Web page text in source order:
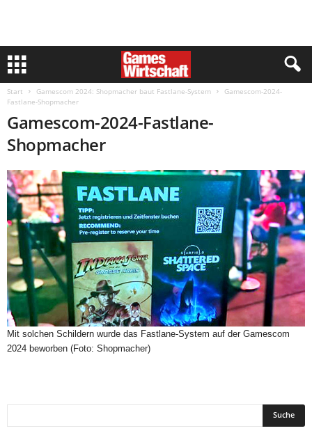
Start Gamescom 2024: Shopmacher baut Fastlane-System
Gamescom-2024-
Fastlane-Shopmacher
Gamescom-2024-Fastlane-
Shopmacher
Mit solchen Schildern wurde das Fastlane-System auf der Gamescom
2024 beworben (Foto: Shopmacher)